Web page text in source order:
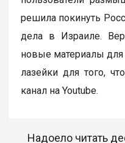
решила покинуть
дела в Израиле.
новые материалы для
лазейки для того,
канал на Youtube.
Надоело читать